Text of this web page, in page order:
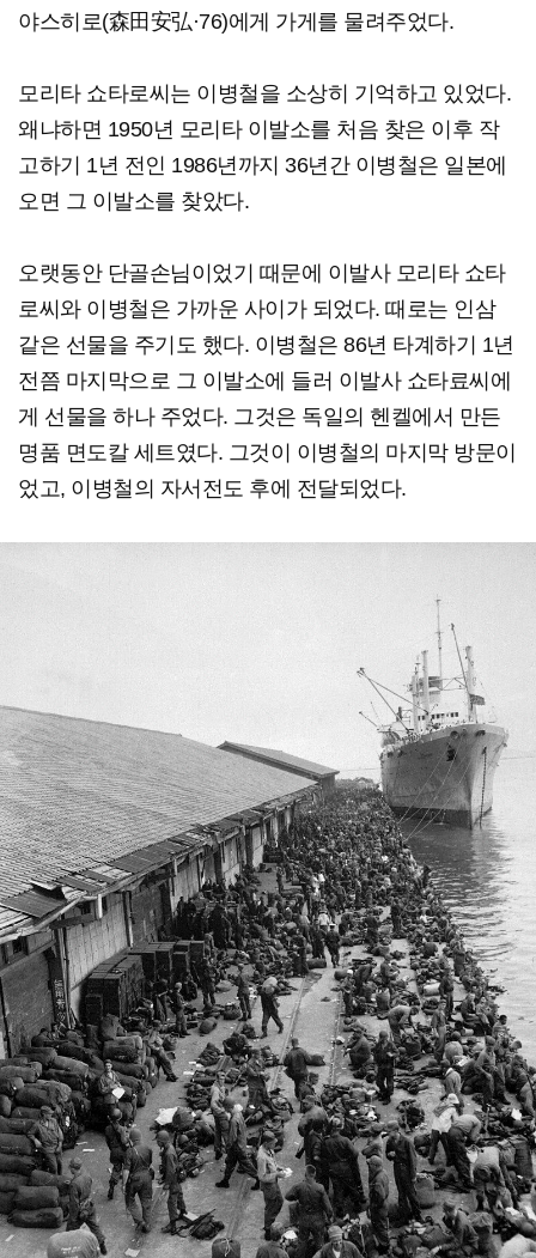
야스히로(森田安弘·76)에게 가게를 물려주었다.
모리타 쇼타로씨는 이병철을 소상히 기억하고 있었다.
왜냐하면 1950년 모리타 이발소를 처음 찾은 이후 작
고하기 1년 전인 1986년까지 36년간 이병철은 일본에
오면 그 이발소를 찾았다.
오랫동안 단골손님이었기 때문에 이발사 모리타 쇼타
로씨와 이병철은 가까운 사이가 되었다. 때로는 인삼
같은 선물을 주기도 했다. 이병철은 86년 타계하기 1년
전쯤 마지막으로 그 이발소에 들러 이발사 쇼타료씨에
게 선물을 하나 주었다. 그것은 독일의 헨켈에서 만든
명품 면도칼 세트였다. 그것이 이병철의 마지막 방문이
었고, 이병철의 자서전도 후에 전달되었다.